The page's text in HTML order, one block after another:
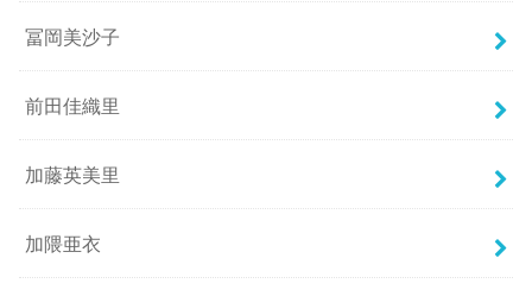
冨岡美沙子
前田佳織里
加藤英美里
加隈亜衣